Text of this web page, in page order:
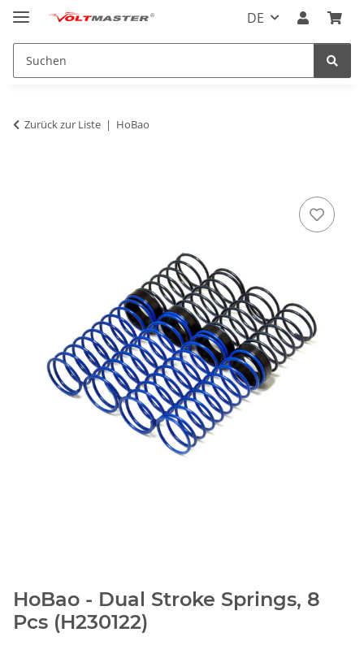
DE
Zurück zur Liste HoBao
HoBao - Dual Stroke Springs, 8
Pcs (H230122)